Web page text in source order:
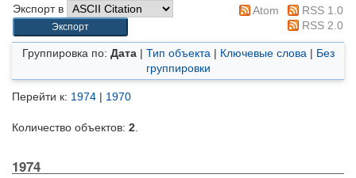
Экспорт в
Atom
RSS 1.0
RSS 2.0
Группировка по: Дата| Тип объекта | Ключевые слова | Без
группировки
Перейти к: 1974 | 1970
Количество объектов: 2
1974